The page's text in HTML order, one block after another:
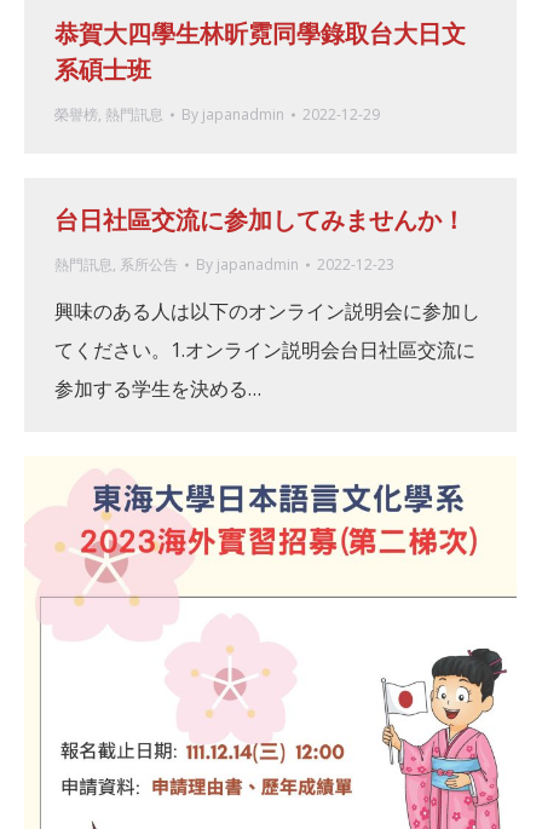
恭賀大四學生林昕霓同學錄取台大日文
系碩士班
榮譽榜, 熱門訊息 By japanadmin 2022-12-29
台日社區交流に参加してみませんか！
熱門訊息, 系所公告 By japanadmin 2022-12-23
興味のある人は以下のオンライン説明会に参加し
てください。1.オンライン説明会台日社區交流に
参加する学生を決める…